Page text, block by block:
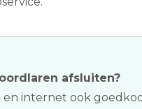
afsluiten?
en internet ook